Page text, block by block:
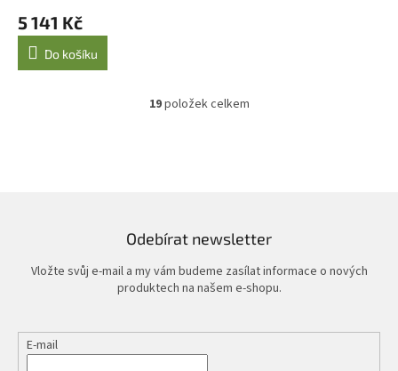
5 141 Kč
Do košíku
O
p
r
v
k
v
19položek celkem
Odebírat newsletter
Vložte svůj e-mail a my vám budeme zasílat informace o nových
produktech na našem e-shopu.
E-mail